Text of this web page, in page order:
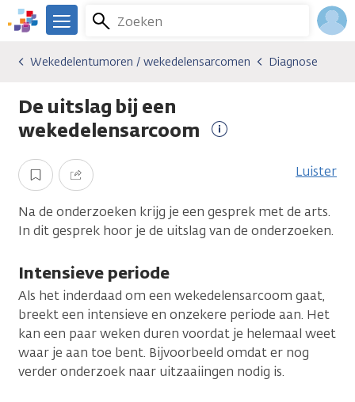
Overslaan
en
gaan
We
er
je.
Kanker.nl
Zoeken
Menu
Kankersoorten
Wekedelentumoren / wekedelensarcomen
Diagnose
Wekedelentumoren / wekedelensarcomen Diagnose
De uitslag bij een
wekedelensarcoom
Opslaan Delen Luister
Na de onderzoeken krijg je een gesprek met de arts.
In dit gesprek hoor je de uitslag van de onderzoeken.
Intensieve periode
Als het inderdaad om een wekedelensarcoom gaat,
breekt een intensieve en onzekere periode aan. Het
kan een paar weken duren voordat je helemaal weet
waar je aan toe bent. Bijvoorbeeld omdat er nog
verder onderzoek naar uitzaaiingen nodig is.